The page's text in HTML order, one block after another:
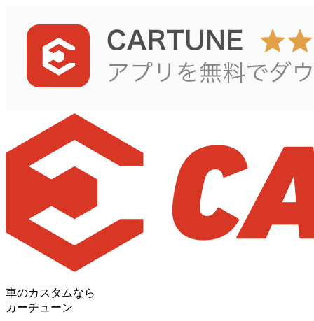
車のカスタムなら
カーチューン